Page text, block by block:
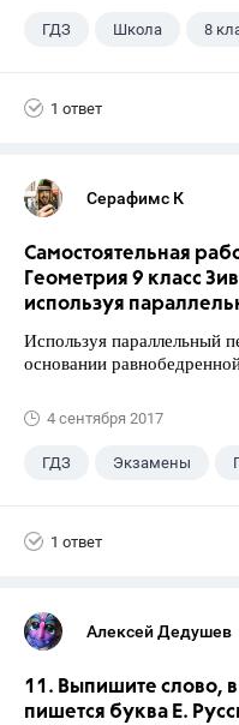
ГДЗ Школа 8
1 ответ
Серафимс К
Самостоятельная
Геометрия 9 класс
используя
Используя параллельный
основании
4 сентября 2017
ГДЗ Экзамены
1 ответ
Алексей Дедушев
11. Выпишите слово,
пишется буква Е.